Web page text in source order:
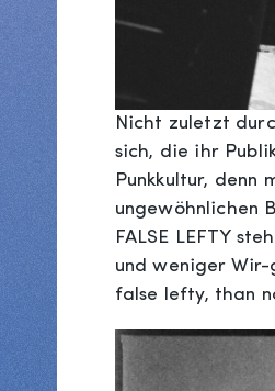
Nicht zuletzt
sich, die ihr
Punkkultur, denn
ungewöhnlichen
FALSE LEFTY
und weniger
false lefty, than